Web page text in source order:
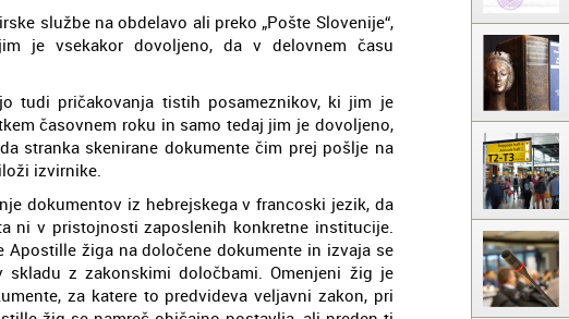
službe na obdelavo ali preko „Pošte Slovenije“,
je vsekakor dovoljeno, da v delovnem času
tudi pričakovanja tistih posameznikov, ki jim je
časovnem roku in samo tedaj jim je dovoljeno,
stranka skenirane dokumente čim prej pošlje na
izvirnike.
dokumentov iz hebrejskega v francoski jezik, da
ni v pristojnosti zaposlenih konkretne institucije.
žiga na določene dokumente in izvaja se
z zakonskimi določbami. Omenjeni žig je
za katere to predvideva veljavni zakon, pri